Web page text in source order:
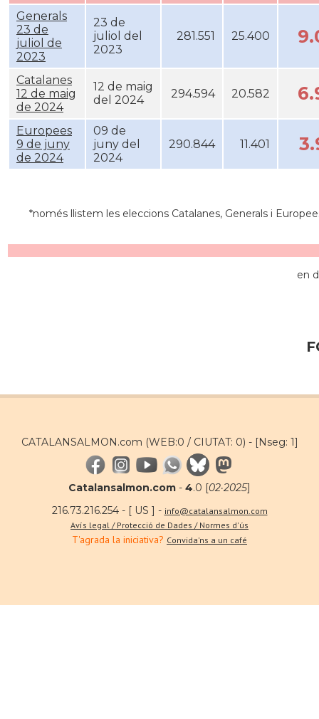
Generals
23 de
juliol de
2023
23 de
juliol del
2023
281.551 25.400
Catalanes
12 de maig
de 2024
12 de maig
del 2024
294.594 20.582
Europees
9 de juny
de 2024
09 de
juny del
2024
290.844 11.401
*només llistem les eleccions Catalanes, Generals i
en
CATALANSALMON.com (WEB:0 / CIUTAT: 0) - [Nseg: 1]
Catalansalmon.com - 4.0 [02·2025]
216.73.216.254 - [ US ] - info@catalansalmon.com
Avís legal / Protecció de Dades / Normes d'ús
T'agrada la iniciativa? Convida'ns a un café